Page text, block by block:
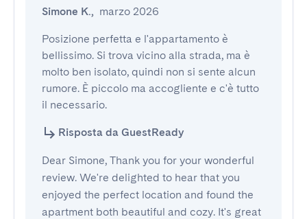
Simone K., marzo 2026
Posizione perfetta e l'appartamento è
bellissimo. Si trova vicino alla strada, ma è
molto ben isolato, quindi non si sente alcun
rumore. È piccolo ma accogliente e c'è tutto
il necessario.
Risposta da GuestReady
Dear Simone, Thank you for your wonderful
review. We're delighted to hear that you
enjoyed the perfect location and found the
apartment both beautiful and cozy. It's great